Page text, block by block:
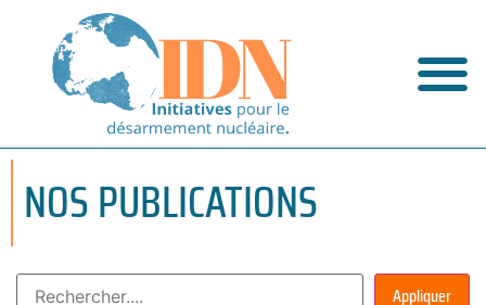
NOS PUBLICATIONS
Appliquer